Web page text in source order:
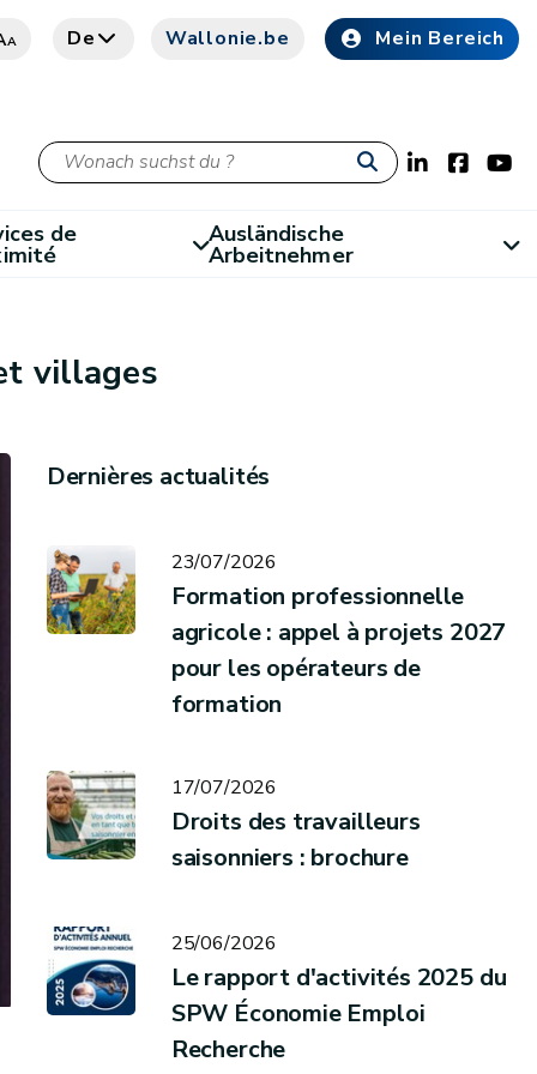
A De Wallonie.be Mein Bereich
de Ausländische
Arbeitnehmer
villages
Dernières actualités
23/07/2026
Formation professionnelle
agricole : appel à projets 2027
pour les opérateurs de
formation
17/07/2026
Droits des travailleurs
saisonniers : brochure
25/06/2026
Le rapport d'activités 2025 du
SPW Économie Emploi
Recherche